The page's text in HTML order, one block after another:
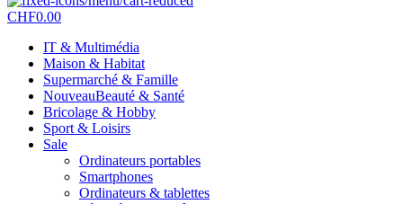
CHF0.00
IT & Multimédia
Maison & Habitat
Supermarché & Famille
NouveauBeauté & Santé
Bricolage & Hobby
Sport & Loisirs
Sale
Ordinateurs portables
Smartphones
Ordinateurs & tablettes